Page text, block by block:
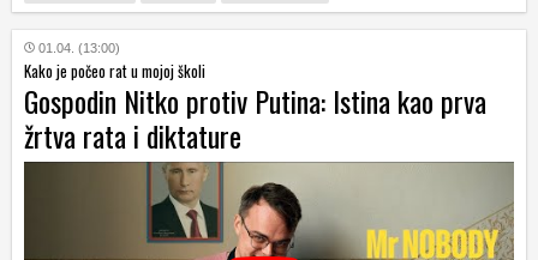
01.04. (13:00)
Kako je počeo rat u mojoj školi
Gospodin Nitko protiv Putina: Istina kao prva
žrtva rata i diktature